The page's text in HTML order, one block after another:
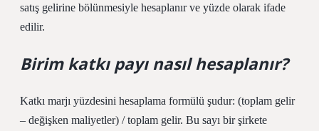
satış gelirine bölünmesiyle hesaplanır ve yüzde olarak ifade
edilir.
Birim katkı payı nasıl hesaplanır?
Katkı marjı yüzdesini hesaplama formülü şudur: (toplam gelir
– değişken maliyetler) / toplam gelir. Bu sayı bir şirkete